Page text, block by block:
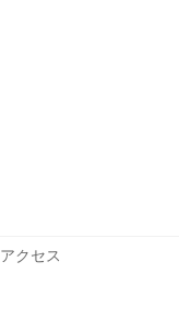
アクセス